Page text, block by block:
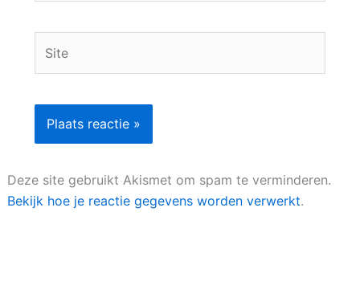
Deze site gebruikt Akismet om spam te verminderen.
Bekijk hoe je reactie gegevens worden verwerkt.